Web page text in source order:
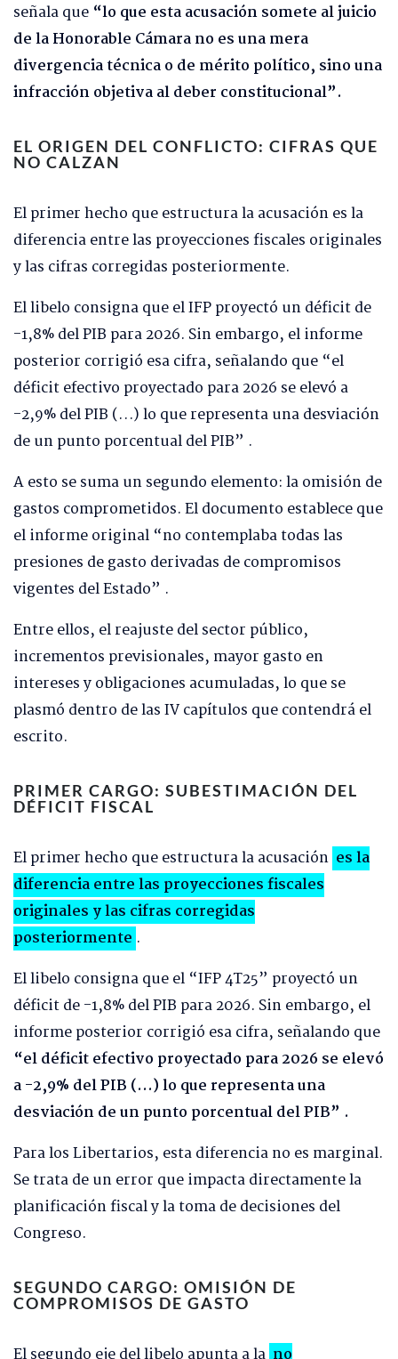
señala que “lo que esta acusación somete al juicio
de la Honorable Cámara no es una mera
divergencia técnica o de mérito político, sino una
infracción objetiva al deber constitucional”.
EL ORIGEN DEL CONFLICTO: CIFRAS QUE
NO CALZAN
El primer hecho que estructura la acusación es la
diferencia entre las proyecciones fiscales originales
y las cifras corregidas posteriormente.
El libelo consigna que el IFP proyectó un déficit de
-1,8% del PIB para 2026. Sin embargo, el informe
posterior corrigió esa cifra, señalando que “el
déficit efectivo proyectado para 2026 se elevó a
-2,9% del PIB (…) lo que representa una desviación
de un punto porcentual del PIB” .
A esto se suma un segundo elemento: la omisión de
gastos comprometidos. El documento establece que
el informe original “no contemplaba todas las
presiones de gasto derivadas de compromisos
vigentes del Estado” .
Entre ellos, el reajuste del sector público,
incrementos previsionales, mayor gasto en
intereses y obligaciones acumuladas, lo que se
plasmó dentro de las IV capítulos que contendrá el
escrito.
PRIMER CARGO: SUBESTIMACIÓN DEL
DÉFICIT FISCAL
El primer hecho que estructura la acusación es la
diferencia entre las proyecciones fiscales
originales y las cifras corregidas
posteriormente .
El libelo consigna que el “IFP 4T25” proyectó un
déficit de -1,8% del PIB para 2026. Sin embargo, el
informe posterior corrigió esa cifra, señalando que
“el déficit efectivo proyectado para 2026 se elevó
a -2,9% del PIB (…) lo que representa una
desviación de un punto porcentual del PIB” .
Para los Libertarios, esta diferencia no es marginal.
Se trata de un error que impacta directamente la
planificación fiscal y la toma de decisiones del
Congreso.
SEGUNDO CARGO: OMISIÓN DE
COMPROMISOS DE GASTO